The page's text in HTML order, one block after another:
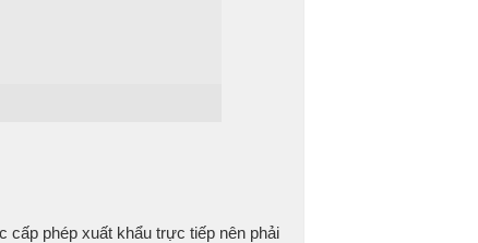
phép xuất khẩu trực tiếp nên phải